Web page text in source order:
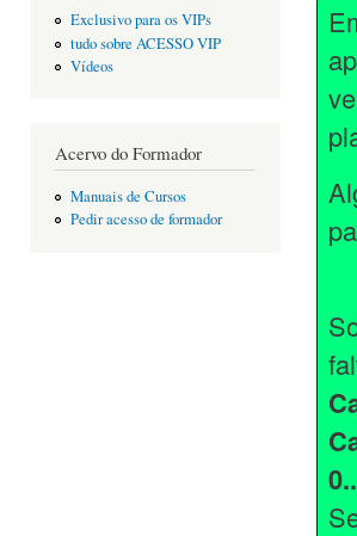
Exclusivo para os VIPs
tudo sobre ACESSO VIP
Vídeos
Acervo do Formador
Manuais de Cursos
Pedir acesso de formador